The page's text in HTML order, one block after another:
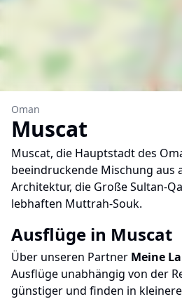
Oman
Muscat
Muscat, die Hauptstadt des
beeindruckende Mischung aus
Architektur, die Große Sultan-
lebhaften Muttrah-Souk.
Ausflüge in Muscat
Über unseren Partner Meine
Ausflüge unabhängig von der
günstiger und finden in